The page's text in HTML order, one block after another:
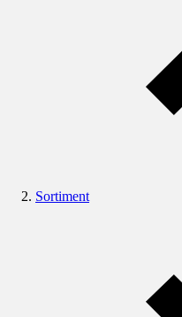
Sortiment